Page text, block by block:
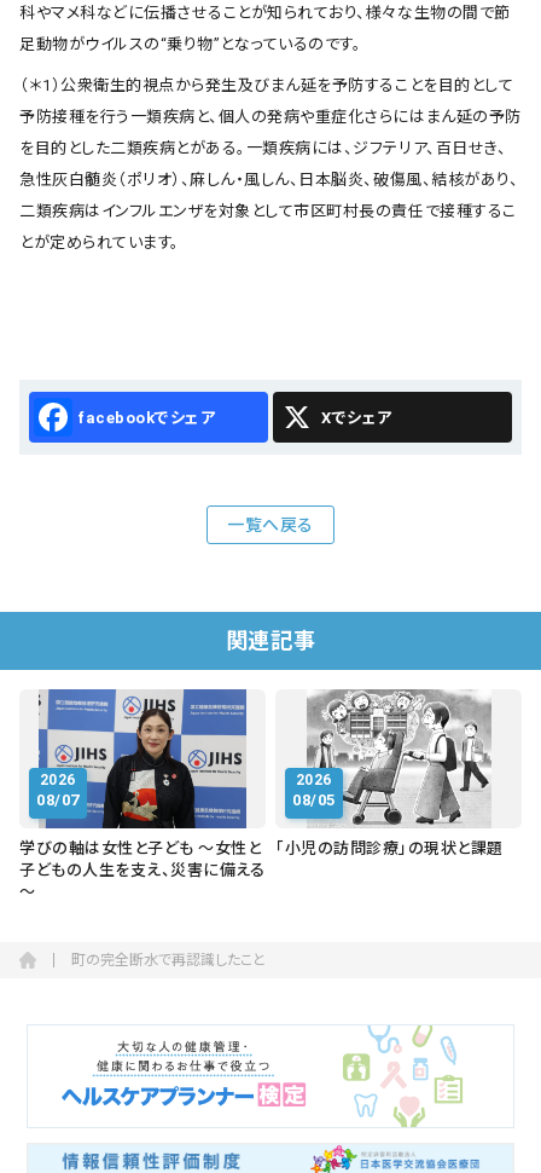
科やマメ科などに伝播させることが知られており、様々な生物の間で節
足動物がウイルスの“乗り物”となっているのです。
（＊1）公衆衛生的視点から発生及びまん延を予防することを目的として
予防接種を行う一類疾病と、個人の発病や重症化さらにはまん延の予防
を目的とした二類疾病とがある。一類疾病には、ジフテリア、百日せき、
急性灰白髄炎（ポリオ）、麻しん・風しん、日本脳炎、破傷風、結核があり、
二類疾病はインフルエンザを対象として市区町村長の責任で接種するこ
とが定められています。
Facebook X
一覧へ戻る
関連記事
2026
08/07
学びの軸は女性と子ども ～女性と
子どもの人生を支え、災害に備える
～
2026
08/05
「小児の訪問診療」の現状と課題
町の完全断水で再認識したこと